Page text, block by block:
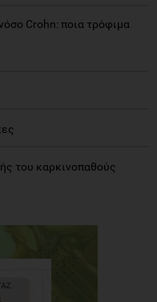
Crohn: ποια τρόφιμα
του καρκινοπαθούς